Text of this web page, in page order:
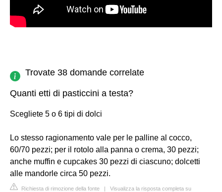
Trovate 38 domande correlate
Quanti etti di pasticcini a testa?
Scegliete 5 o 6 tipi di dolci
Lo stesso ragionamento vale per le palline al cocco,
60/70 pezzi; per il rotolo alla panna o crema, 30 pezzi;
anche muffin e cupcakes 30 pezzi di ciascuno; dolcetti
alle mandorle circa 50 pezzi.
Richiesta di rimozione della fonte | Visualizza la risposta completa su